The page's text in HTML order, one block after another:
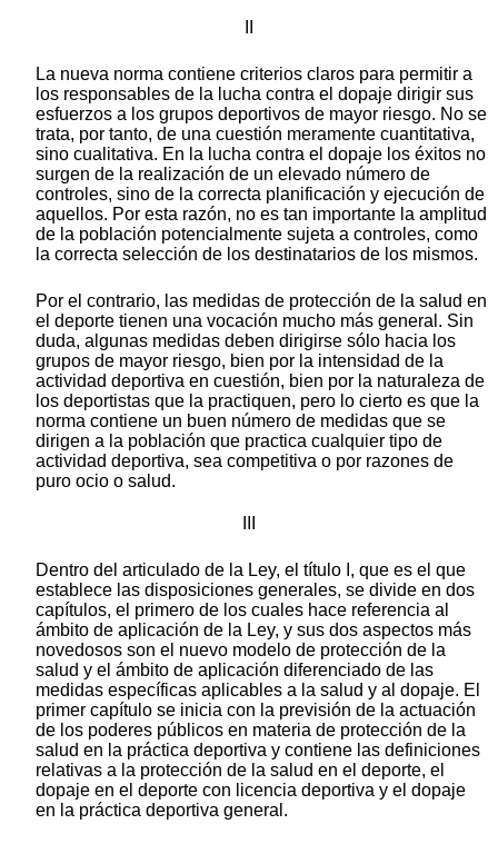
La nueva norma contiene criterios claros para permitir a
los responsables de la lucha contra el dopaje dirigir sus
esfuerzos a los grupos deportivos de mayor riesgo. No se
trata, por tanto, de una cuestión meramente cuantitativa,
sino cualitativa. En la lucha contra el dopaje los éxitos no
surgen de la realización de un elevado número de
controles, sino de la correcta planificación y ejecución de
aquellos. Por esta razón, no es tan importante la amplitud
de la población potencialmente sujeta a controles, como
la correcta selección de los destinatarios de los mismos.
Por el contrario, las medidas de protección de la salud en
el deporte tienen una vocación mucho más general. Sin
duda, algunas medidas deben dirigirse sólo hacia los
grupos de mayor riesgo, bien por la intensidad de la
actividad deportiva en cuestión, bien por la naturaleza de
los deportistas que la practiquen, pero lo cierto es que la
norma contiene un buen número de medidas que se
dirigen a la población que practica cualquier tipo de
actividad deportiva, sea competitiva o por razones de
puro ocio o salud.
Dentro del articulado de la Ley, el título I, que es el que
establece las disposiciones generales, se divide en dos
capítulos, el primero de los cuales hace referencia al
ámbito de aplicación de la Ley, y sus dos aspectos más
novedosos son el nuevo modelo de protección de la
salud y el ámbito de aplicación diferenciado de las
medidas específicas aplicables a la salud y al dopaje. El
primer capítulo se inicia con la previsión de la actuación
de los poderes públicos en materia de protección de la
salud en la práctica deportiva y contiene las definiciones
relativas a la protección de la salud en el deporte, el
dopaje en el deporte con licencia deportiva y el dopaje
en la práctica deportiva general.